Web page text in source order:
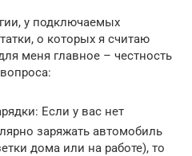
у подключаемых
о которых я считаю
меня главное – честность
Если у вас нет
заряжать автомобиль
дома или на работе), то